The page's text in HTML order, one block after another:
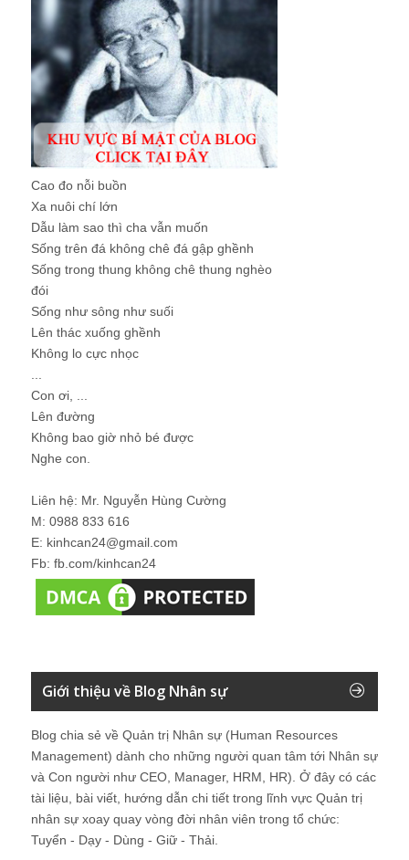
Cao đo nỗi buồn
Xa nuôi chí lớn
Dẫu làm sao thì cha vẫn muốn
Sống trên đá không chê đá gập ghềnh
Sống trong thung không chê thung nghèo
đói
Sống như sông như suối
Lên thác xuống ghềnh
Không lo cực nhọc
Con ơi, ...
Lên đường
Không bao giờ nhỏ bé được
Nghe con.
Liên hệ: Mr. Nguyễn Hùng Cường
M: 0988 833 616
E: kinhcan24@gmail.com
Fb: fb.com/kinhcan24
Giới thiệu về Blog Nhân sự
Blog chia sẻ về Quản trị Nhân sự (Human Resources
Management) dành cho những người quan tâm tới Nhân sự
và Con người như CEO, Manager, HRM, HR). Ở đây có các
tài liệu, bài viết, hướng dẫn chi tiết trong lĩnh vực Quản trị
nhân sự xoay quay vòng đời nhân viên trong tổ chức:
Tuyển - Dạy - Dùng - Giữ - Thải.